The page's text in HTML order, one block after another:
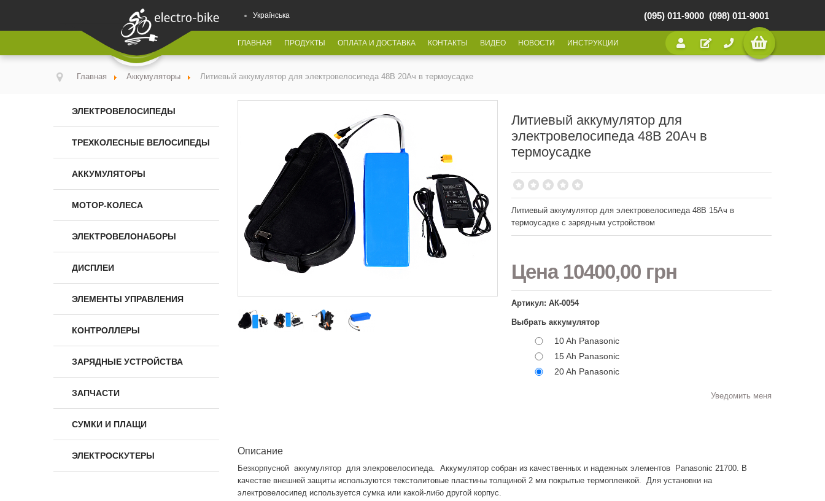
Українська (095) 011-9000 (098) 011-9001
ГЛАВНАЯ ПРОДУКТЫ ОПЛАТА И ДОСТАВКА КОНТАКТЫ ВИДЕО НОВОСТИ ИНСТРУКЦИИ
Главная Аккумуляторы Литиевый аккумулятор для электровелосипеда 48В 20Ач в термоусадке
ЭЛЕКТРОВЕЛОСИПЕДЫ
ТРЕХКОЛЕСНЫЕ ВЕЛОСИПЕДЫ
АККУМУЛЯТОРЫ
МОТОР-КОЛЕСА
ЭЛЕКТРОВЕЛОНАБОРЫ
ДИСПЛЕИ
ЭЛЕМЕНТЫ УПРАВЛЕНИЯ
КОНТРОЛЛЕРЫ
ЗАРЯДНЫЕ УСТРОЙСТВА
ЗАПЧАСТИ
СУМКИ И ПЛАЩИ
ЭЛЕКТРОСКУТЕРЫ
Литиевый аккумулятор для
электровелосипеда 48В 20Ач в
термоусадке
Литиевый аккумулятор для электровелосипеда 48В 15Ач в
термоусадке с зарядным устройством
Цена 10400,00 грн
Артикул: АК-0054
Выбрать аккумулятор
10 Ah Panasonic
15 Ah Panasonic
20 Ah Panasonic
Уведомить меня
Описание
Безкорпусной аккумулятор для элекровелосипеда. Аккумулятор собран из качественных и надежных элементов Panasonic 21700. В
качестве внешней защиты используются текстолитовые пластины толщиной 2 мм покрытые термопленкой. Для установки на
электровелосипед используется сумка или какой-либо другой корпус.